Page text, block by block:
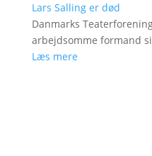
Lars Salling er død
Danmarks
arbejdsomme formand
Læs mere